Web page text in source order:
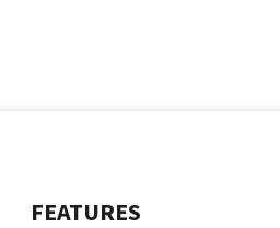
FEATURES